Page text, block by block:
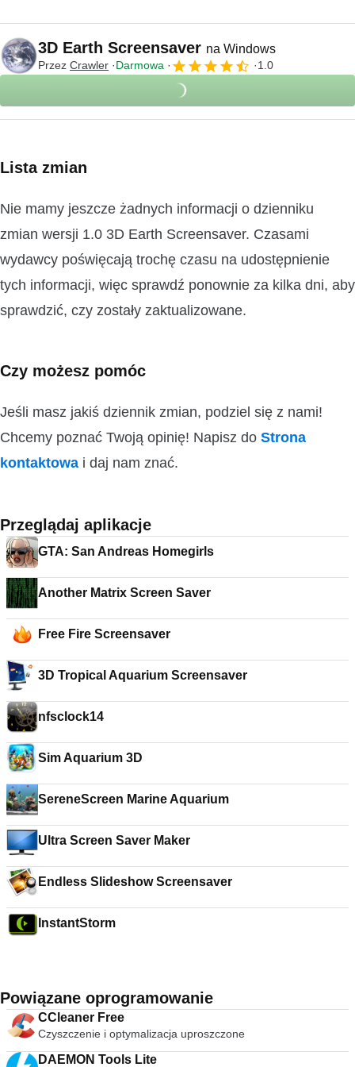
3D Earth Screensaver na Windows
Przez Crawler Darmowa 1.0
Lista zmian
Nie mamy jeszcze żadnych informacji o dzienniku
zmian wersji 1.0 3D Earth Screensaver. Czasami
wydawcy poświęcają trochę czasu na udostępnienie
tych informacji, więc sprawdź ponownie za kilka dni, aby
sprawdzić, czy zostały zaktualizowane.
Czy możesz pomóc
Jeśli masz jakiś dziennik zmian, podziel się z nami!
Chcemy poznać Twoją opinię! Napisz do Strona
kontaktowa i daj nam znać.
Przeglądaj aplikacje
GTA: San Andreas Homegirls
Another Matrix Screen Saver
Free Fire Screensaver
3D Tropical Aquarium Screensaver
nfsclock14
Sim Aquarium 3D
SereneScreen Marine Aquarium
Ultra Screen Saver Maker
Endless Slideshow Screensaver
InstantStorm
Powiązane oprogramowanie
CCleaner Free
Czyszczenie i optymalizacja uproszczone
DAEMON Tools Lite